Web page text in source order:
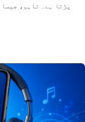
پڑتا ہے۔ تاہم،